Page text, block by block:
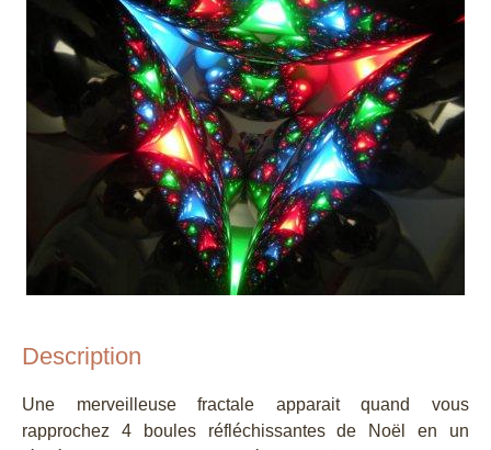
Description
Une merveilleuse fractale apparait quand vous
rapprochez 4 boules réfléchissantes de Noël en un